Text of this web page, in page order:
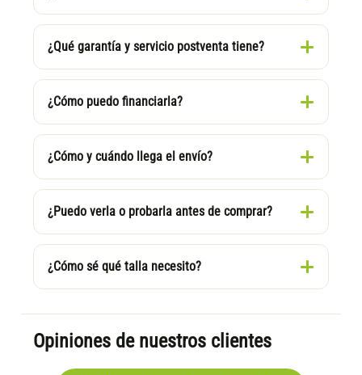
¿Qué garantía y servicio postventa tiene?
¿Cómo puedo financiarla?
¿Cómo y cuándo llega el envío?
¿Puedo verla o probarla antes de comprar?
¿Cómo sé qué talla necesito?
Opiniones de nuestros clientes